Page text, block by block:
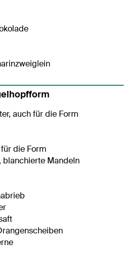
auch für die Form
die Form
blanchierte Mandeln